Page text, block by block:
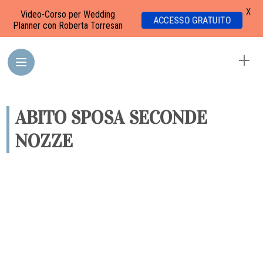
ABITO SPOSA SECONDE
NOZZE
Video-Corso per Wedding
Planner con Roberta Torresan
ACCESSO GRATUITO
X